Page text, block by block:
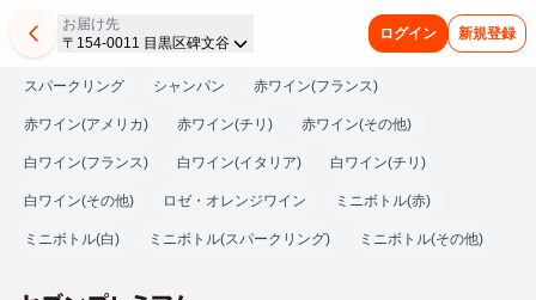
お届け先
〒154-0011 目黒区碑文谷
ログイン 新規登録
スパークリング シャンパン 赤ワイン(フランス)
赤ワイン(アメリカ) 赤ワイン(チリ) 赤ワイン(その他)
白ワイン(フランス) 白ワイン(イタリア) 白ワイン(チリ)
白ワイン(その他) ロゼ・オレンジワイン ミニボトル(赤)
ミニボトル(白) ミニボトル(スパークリング) ミニボトル(その他)